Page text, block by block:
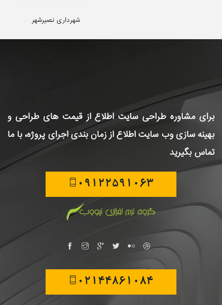
شهرداری نصیرشهر
برای مشاوره طراحی سایتاطلاع از قیمت های طراحی و
بهینه سازی وب سایتاطلاع از زمان بندی اجرای پروژه، با ما
تماس بگیرید
09122591063
02144861084